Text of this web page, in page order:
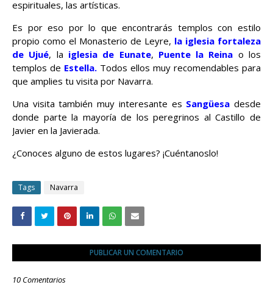
espirituales, las artísticas.
Es por eso por lo que encontrarás templos con estilo
propio como el Monasterio de Leyre, la iglesia fortaleza
de Ujué, la iglesia de Eunate, Puente la Reina o los
templos de Estella. Todos ellos muy recomendables para
que amplies tu visita por Navarra.
Una visita también muy interesante es Sangüesa desde
donde parte la mayoría de los peregrinos al Castillo de
Javier en la Javierada.
¿Conoces alguno de estos lugares? ¡Cuéntanoslo!
Tags Navarra
PUBLICAR UN COMENTARIO
10 Comentarios